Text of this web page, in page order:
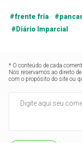
#frente fria
#Diário Imparcial
* O conteúdo de cada
Nos reservamos ao direito
com o propósito do site ou